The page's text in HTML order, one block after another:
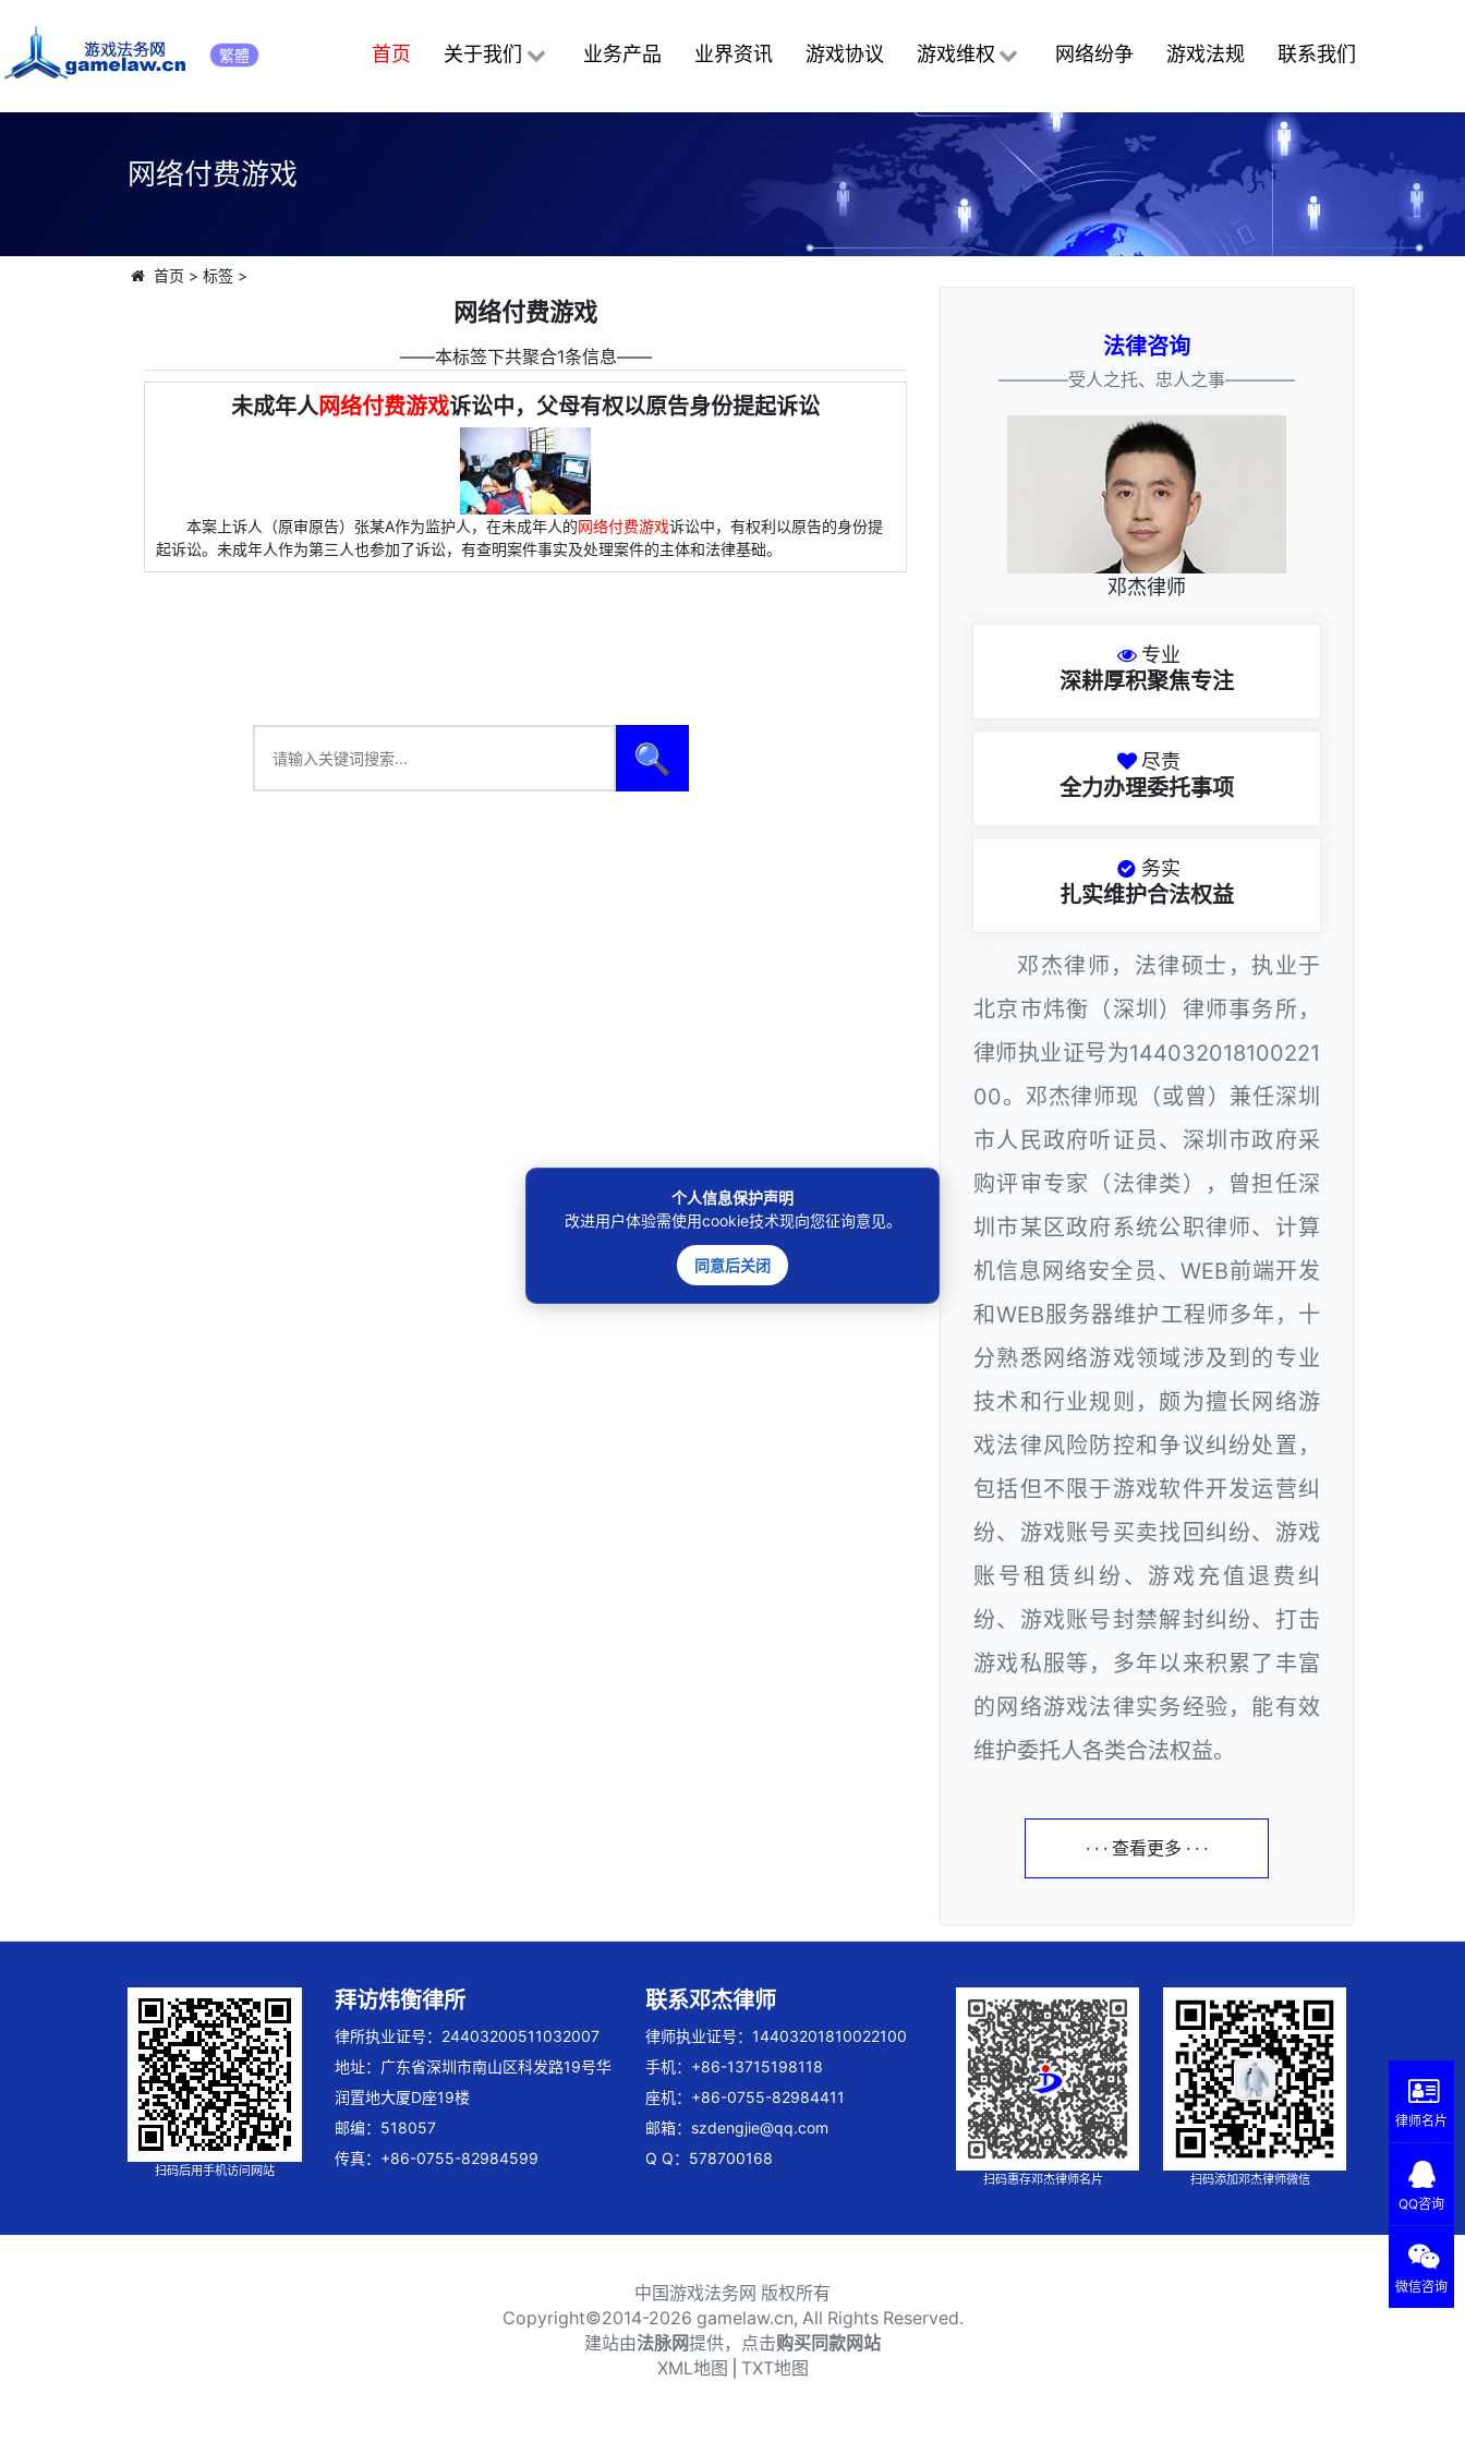
繁體 首页 关于我们 业务产品 业界资讯 游戏协议 游戏维权 网络纷争 游戏法规 联系我们
网络付费游戏
首页 > 标签>
网络付费游戏
――本标签下共聚合1条信息――
未成年人网络付费游戏诉讼中，父母有权以原告身份提起诉讼
本案上诉人（原审原告）张某A作为监护人，在未成年人的网络付费游戏诉讼中，有权利以原告的身份提
起诉讼。未成年人作为第三人也参加了诉讼，有查明案件事实及处理案件的主体和法律基础。
🔍
法律咨询
————受人之托、忠人之事————
邓杰律师
专业
深耕厚积聚焦专注
尽责
全力办理委托事项
务实
扎实维护合法权益
邓杰律师，法律硕士，执业于
北京市炜衡（深圳）律师事务所，
律师执业证号为144032018100221
00。邓杰律师现（或曾）兼任深圳
市人民政府听证员、深圳市政府采
购评审专家（法律类），曾担任深
圳市某区政府系统公职律师、计算
机信息网络安全员、WEB前端开发
和WEB服务器维护工程师多年，十
分熟悉网络游戏领域涉及到的专业
技术和行业规则，颇为擅长网络游
戏法律风险防控和争议纠纷处置，
包括但不限于游戏软件开发运营纠
纷、游戏账号买卖找回纠纷、游戏
账号租赁纠纷、游戏充值退费纠
纷、游戏账号封禁解封纠纷、打击
游戏私服等，多年以来积累了丰富
的网络游戏法律实务经验，能有效
维护委托人各类合法权益。
· · · 查看更多 · · ·
扫码后用手机访问网站
拜访炜衡律所
律所执业证号：24403200511032007
地址：广东省深圳市南山区科发路19号华
润置地大厦D座19楼
邮编：518057
传真：+86-0755-82984599
联系邓杰律师
律师执业证号：14403201810022100
手机：+86-13715198118
座机：+86-0755-82984411
邮箱： szdengjie@qq.com
Q Q：578700168
扫码惠存邓杰律师名片 扫码添加邓杰律师微信
中国游戏法务网 版权所有
Copyright©2014-2026 gamelaw.cn, All Rights Reserved.
建站由法脉网提供，点击购买同款网站
个人信息保护声明
改进用户体验需使用cookie技术现向您征询意见。
同意后关闭
XML地图 TXT地图
律师名片
QQ咨询
微信咨询